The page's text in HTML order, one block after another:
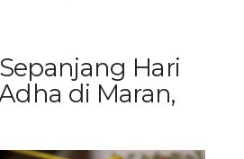
Hari
di Maran,